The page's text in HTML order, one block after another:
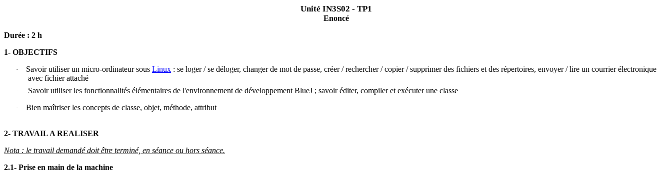
Unité IN3S02 - TP1
Enoncé
Durée : 2 h
1- OBJECTIFS
· Savoir utiliser un micro-ordinateur sous Linux : se loger / se déloger, changer de mot de passe, créer / rechercher / copier / supprimer des fichiers et des répertoires, envoyer / lire un courrier électronique
avec fichier attaché
· Savoir utiliser les fonctionnalités élémentaires de l'environnement de développement BlueJ ; savoir éditer, compiler et exécuter une classe
· Bien maîtriser les concepts de classe, objet, méthode, attribut
2- TRAVAIL A REALISER
Nota : le travail demandé doit être terminé, en séance ou hors séance.
2.1- Prise en main de la machine